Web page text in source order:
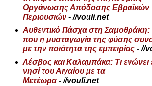
Οργάνωσης Απόδοσης Εβραϊκών
Περιουσιών - //vouli.net
Αυθεντικό Πάσχα στη Σαμοθράκη:
που η μυσταγωγία της φύσης
με την ποιότητα της εμπειρίας - //
Λέσβος και Καλαμπάκα: Τι ενώνει
νησί του Αιγαίου με τα
Μετέωρα- //vouli.net